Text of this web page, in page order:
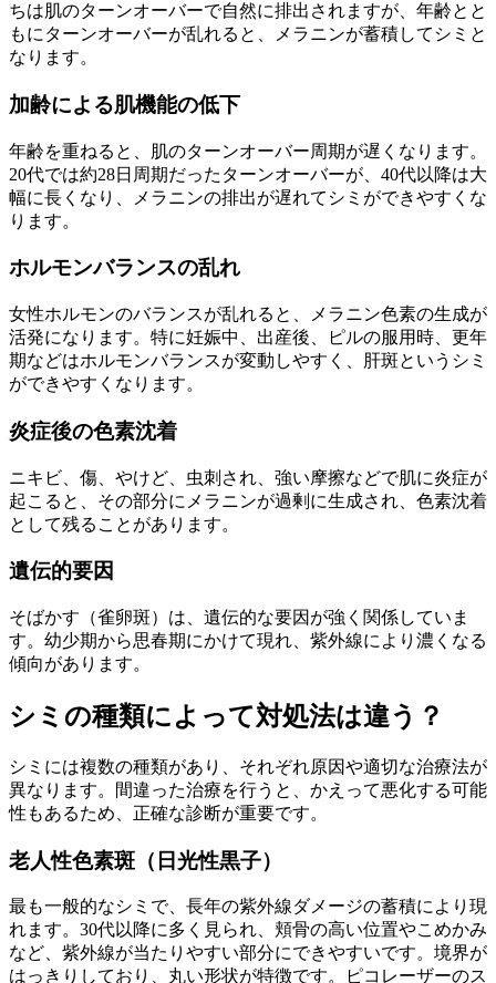
ちは肌のターンオーバーで自然に排出されますが、年齢とと
もにターンオーバーが乱れると、メラニンが蓄積してシミと
なります。
加齢による肌機能の低下
年齢を重ねると、肌のターンオーバー周期が遅くなります。
20代では約28日周期だったターンオーバーが、40代以降は大
幅に長くなり、メラニンの排出が遅れてシミができやすくな
ります。
ホルモンバランスの乱れ
女性ホルモンのバランスが乱れると、メラニン色素の生成が
活発になります。特に妊娠中、出産後、ピルの服用時、更年
期などはホルモンバランスが変動しやすく、肝斑というシミ
ができやすくなります。
炎症後の色素沈着
ニキビ、傷、やけど、虫刺され、強い摩擦などで肌に炎症が
起こると、その部分にメラニンが過剰に生成され、色素沈着
として残ることがあります。
遺伝的要因
そばかす（雀卵斑）は、遺伝的な要因が強く関係していま
す。幼少期から思春期にかけて現れ、紫外線により濃くなる
傾向があります。
シミの種類によって対処法は違う？
シミには複数の種類があり、それぞれ原因や適切な治療法が
異なります。間違った治療を行うと、かえって悪化する可能
性もあるため、正確な診断が重要です。
老人性色素斑（日光性黒子）
最も一般的なシミで、長年の紫外線ダメージの蓄積により現
れます。30代以降に多く見られ、頬骨の高い位置やこめかみ
など、紫外線が当たりやすい部分にできやすいです。境界が
はっきりしており、丸い形状が特徴です。ピコレーザーのス